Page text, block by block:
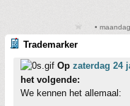
•
Trademarker
Op zaterdag 24
het volgende:
We kennen het allemaal: